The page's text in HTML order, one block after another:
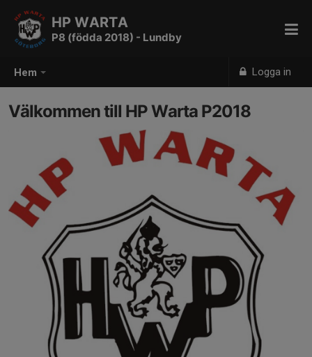
Hem Logga in
HP WARTA
P8 (födda 2018) - Lundby
Välkommen till HP Warta P2018